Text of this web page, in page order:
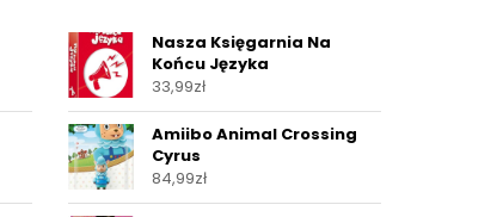
Nasza Księgarnia Na
Końcu Języka
33,99zł
Amiibo Animal Crossing
Cyrus
84,99zł